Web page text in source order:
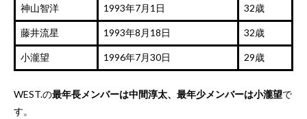
神山智洋 1993年7月1日 32歳
藤井流星 1993年8月18日 32歳
小瀧望 1996年7月30日 29歳
WEST.の最年長メンバーは中間淳太、最年少メンバーは小瀧望で
す。